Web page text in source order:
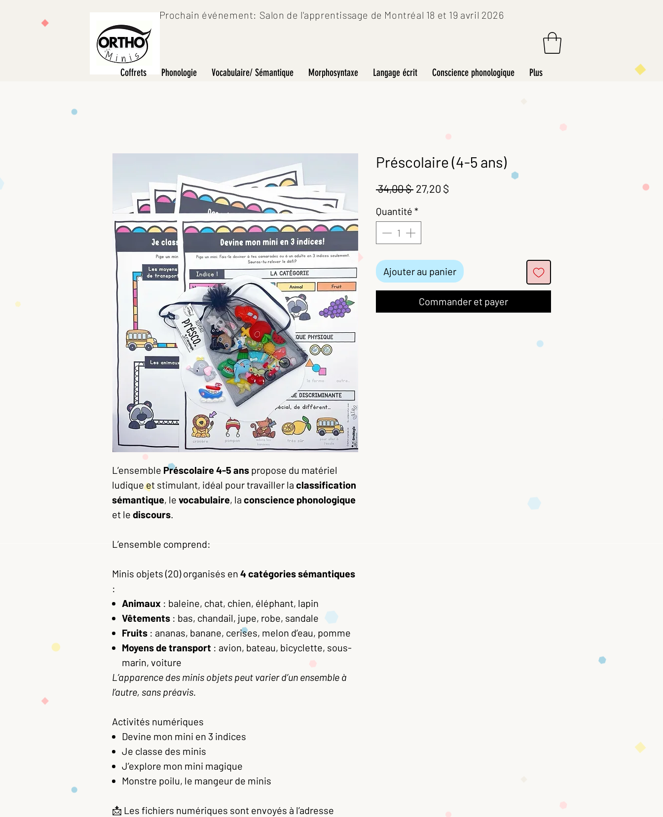
Coffrets Phonologie Vocabulaire/ Sémantique Morphosyntaxe Langage écrit Conscience phonologique Plus
Prochain événement: Salon de l'apprentissage de Montréal 18 et 19 avril 2026
L’ensemble Préscolaire 4-5 ans propose du matériel
ludique et stimulant, idéal pour travailler la classification
sémantique, le vocabulaire, la conscience phonologique
et le discours.
L’ensemble comprend:
Minis objets (20) organisés en 4 catégories sémantiques
:
Animaux : baleine, chat, chien, éléphant, lapin
Vêtements : bas, chandail, jupe, robe, sandale
Fruits : ananas, banane, cerises, melon d’eau, pomme
Moyens de transport : avion, bateau, bicyclette, sous-
marin, voiture
L’apparence des minis objets peut varier d’un ensemble à
l’autre, sans préavis.
Activités numériques
Devine mon mini en 3 indices
Je classe des minis
J’explore mon mini magique
Monstre poilu, le mangeur de minis
📩 Les fichiers numériques sont envoyés à l’adresse
Préscolaire (4-5 ans)
34,00 $ Prix
27,20 $
Quantité *
Ajouter au panier
Commander et payer